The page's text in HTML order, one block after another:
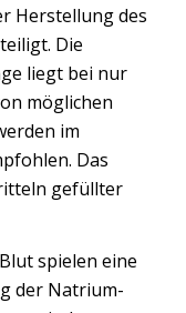
Herstellung des
Die
liegt bei nur
möglichen
im
Das
gefüllter
spielen eine
der Natrium-